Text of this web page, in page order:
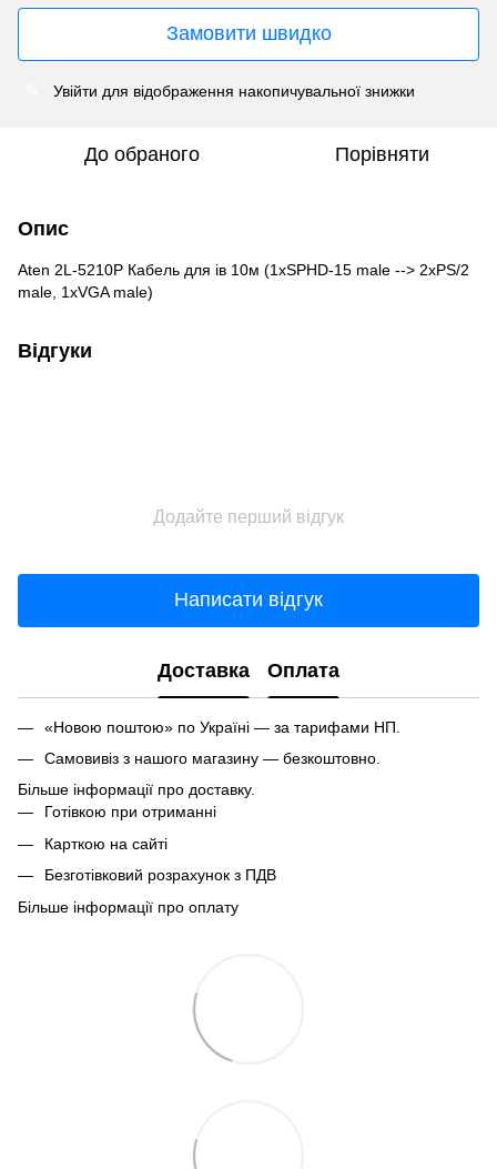
Замовити швидко
Увійти для відображення накопичувальної знижки
До обраного Порівняти
Опис
Aten 2L-5210P Кабель для ів 10м (1xSPHD-15 male --> 2xPS/2
male, 1xVGA male)
Відгуки
Додайте перший відгук
Написати відгук
Доставка Оплата
«Новою поштою» по Україні — за тарифами НП.
Самовивіз з нашого магазину — безкоштовно.
Більше інформації про доставку.
Готівкою при отриманні
Карткою на сайті
Безготівковий розрахунок з ПДВ
Більше інформації про оплату